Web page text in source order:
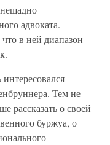
адвоката.
в ней диапазон
Тем не
рассказать о своей
буржуа, о